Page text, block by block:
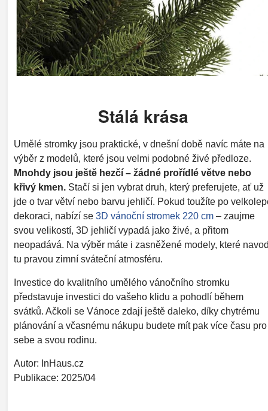
Stálá krása
Umělé stromky jsou praktické, v dnešní době navíc máte na
výběr z modelů, které jsou velmi podobné živé předloze.
Mnohdy jsou ještě hezčí – žádné prořídlé větve nebo
křivý kmen.Stačí si jen vybrat druh, který preferujete, ať už
jde o tvar větví nebo barvu jehličí. Pokud toužíte po
dekoraci, nabízí se 3D vánoční stromek 220 cm– zaujme
svou velikostí, 3D jehličí vypadá jako živé, a přitom
neopadává. Na výběr máte i zasněžené modely, které
tu pravou zimní sváteční atmosféru.
Investice do kvalitního umělého vánočního stromku
představuje investici do vašeho klidu a pohodlí během
svátků. Ačkoli se Vánoce zdají ještě daleko, díky chytrému
plánování a včasnému nákupu budete mít pak více času pro
sebe a svou rodinu.
Autor: InHaus.cz
Publikace: 2025/04